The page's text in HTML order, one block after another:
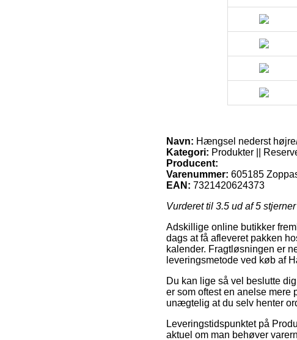
Navn: Hængsel nederst
Kategori: Produkter ||
Producent:
Varenummer: 605185
EAN: 7321420624373
Vurderet til 3.5 ud af 5
Adskillige online butikker
dags at få afleveret pakken
kalender. Fragtløsningen er
leveringsmetode ved køb af
Du kan lige så vel beslutte
er som oftest en anelse mere
unægtelig at du selv henter
Leveringstidspunktet på
aktuel om man behøver